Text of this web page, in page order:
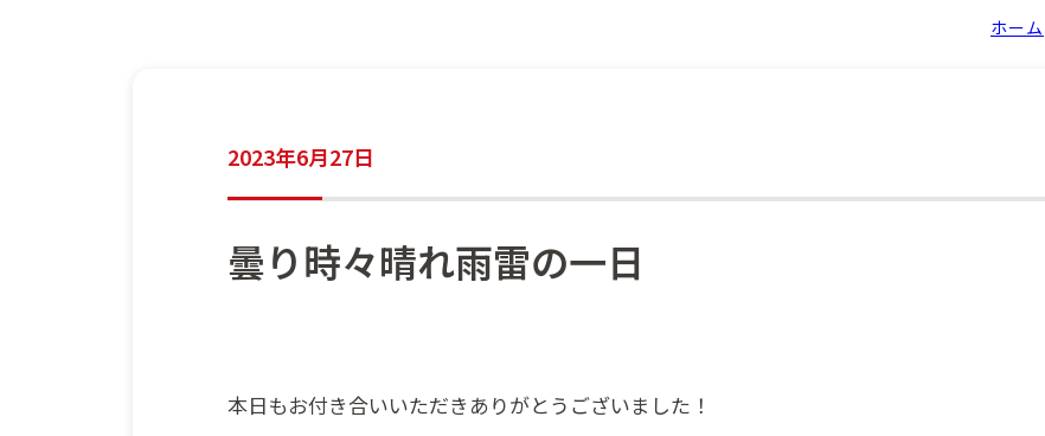
ホーム
2023年6月27日
曇り時々晴れ雨雷の一日
本日もお付き合いいただきありがとうございました！